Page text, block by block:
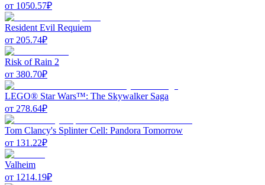
от 1050.57₽
Resident Evil Requiem
от 205.74₽
Risk of Rain 2
от 380.70₽
LEGO® Star Wars™: The Skywalker Saga
от 278.64₽
Tom Clancy's Splinter Cell: Pandora Tomorrow
от 131.22₽
Valheim
от 1214.19₽